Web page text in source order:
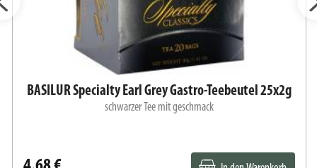
BASILUR Specialty Earl Grey Gastro-Teebeutel 25x2g
schwarzer Tee mit geschmack